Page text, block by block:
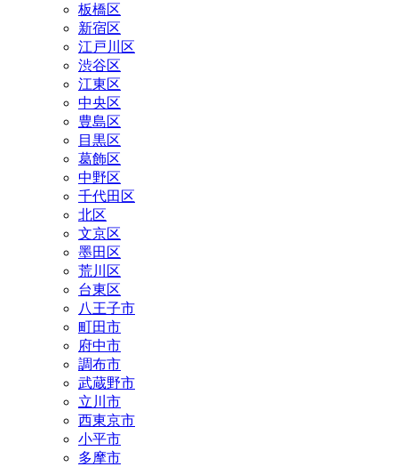
板橋区
新宿区
江戸川区
渋谷区
江東区
中央区
豊島区
目黒区
葛飾区
中野区
千代田区
北区
文京区
墨田区
荒川区
台東区
八王子市
町田市
府中市
調布市
武蔵野市
立川市
西東京市
小平市
多摩市